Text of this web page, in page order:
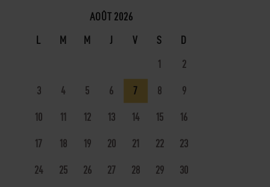
AOÛT 2026
L M M J V S D
1 2
3 4 5 6 7 8 9
10 11 12 13 14 15 16
17 18 19 20 21 22 23
24 25 26 27 28 29 30